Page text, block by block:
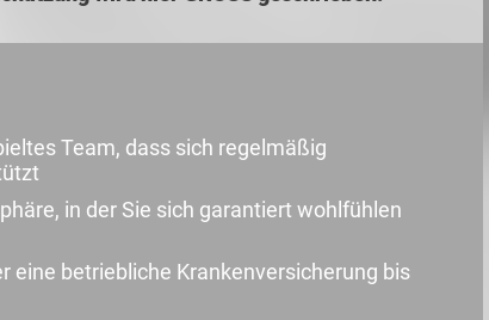
Team, dass sich regelmäßig
in der Sie sich garantiert wohlfühlen
eine betriebliche Krankenversicherung bis